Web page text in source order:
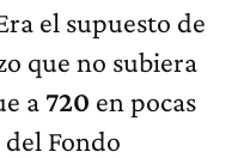
el supuesto de
que no subiera
a 720 en pocas
Fondo